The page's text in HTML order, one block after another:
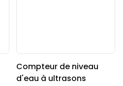
Compteur de niveau
d'eau à ultrasons